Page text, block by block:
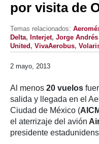
por visita de
Temas relacionados:
Delta, Interjet, Jorge
United , VivaAerobus,
2 mayo, 2013
Al menos 20 vuelos
salida y llegada en el
Ciudad de México (
el aterrizaje del avión
presidente